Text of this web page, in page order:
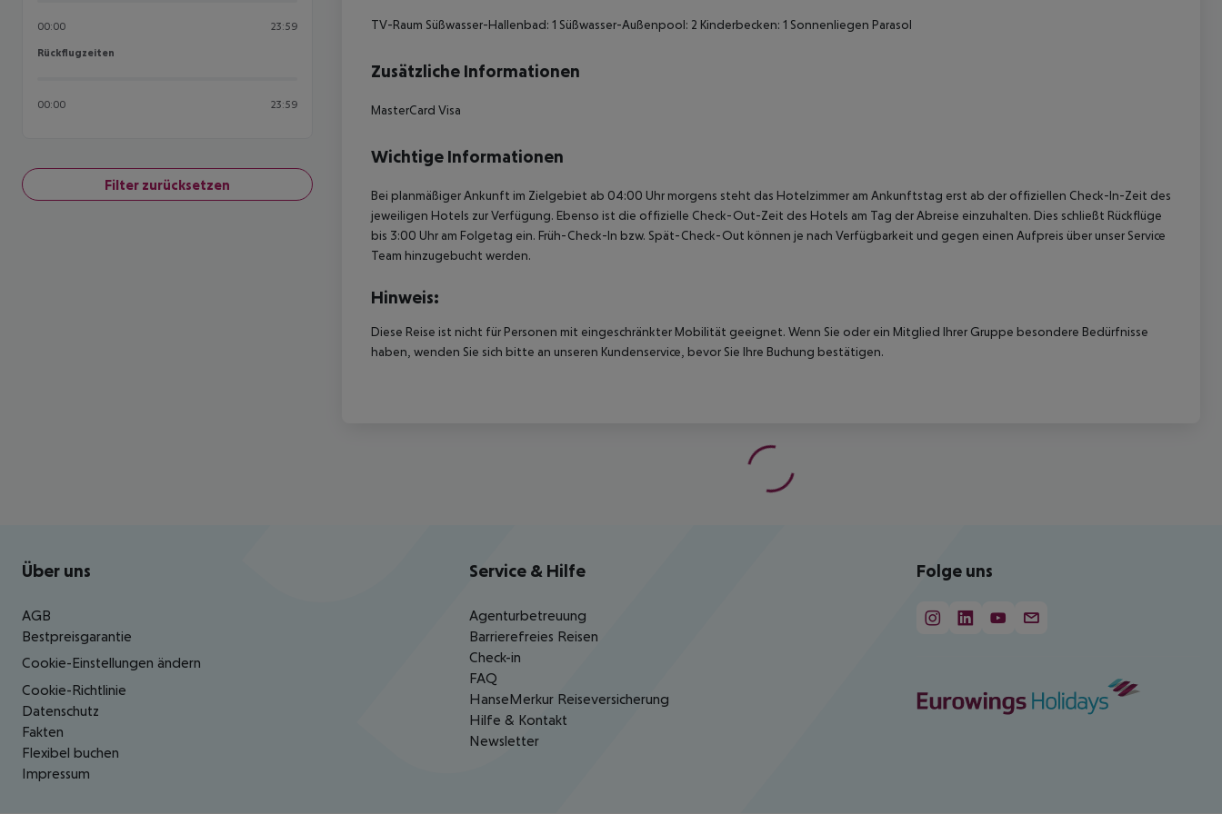
00:00 23:59
Rückflugzeiten
Rückflugzeiten
00:00 23:59
Filter zurücksetzen
TV-Raum Süßwasser-Hallenbad: 1 Süßwasser-Außenpool: 2 Kinderbecken: 1 Sonnenliegen Parasol
Zusätzliche Informationen
MasterCard Visa
Wichtige Informationen
Bei planmäßiger Ankunft im Zielgebiet ab 04:00 Uhr morgens steht das Hotelzimmer am Ankunftstag erst ab der offiziellen Check-In-Zeit des
jeweiligen Hotels zur Verfügung. Ebenso ist die offizielle Check-Out-Zeit des Hotels am Tag der Abreise einzuhalten. Dies schließt Rückflüge
bis 3:00 Uhr am Folgetag ein. Früh-Check-In bzw. Spät-Check-Out können je nach Verfügbarkeit und gegen einen Aufpreis über unser Service
Team hinzugebucht werden.
Hinweis:
Diese Reise ist nicht für Personen mit eingeschränkter Mobilität geeignet. Wenn Sie oder ein Mitglied Ihrer Gruppe besondere Bedürfnisse
haben, wenden Sie sich bitte an unseren Kundenservice, bevor Sie Ihre Buchung bestätigen.
Footer navigation
Über uns
AGB
Bestpreisgarantie
Cookie-Einstellungen ändern
Cookie-Richtlinie
Datenschutz
Fakten
Flexibel buchen
Impressum
Service & Hilfe
Agenturbetreuung
Barrierefreies Reisen
Check-in
FAQ
HanseMerkur Reiseversicherung
Hilfe & Kontakt
Newsletter
Folge uns